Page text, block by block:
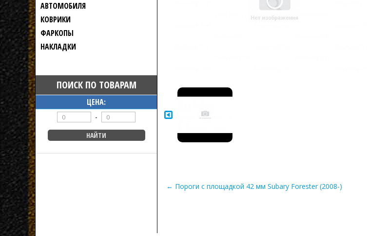
АВТОМОБИЛЯ
КОВРИКИ
ФАРКОПЫ
НАКЛАДКИ
ПОИСК ПО ТОВАРАМ
ЦЕНА:
-
← Пороги с площадкой 42 мм Subary Forester (2008-)